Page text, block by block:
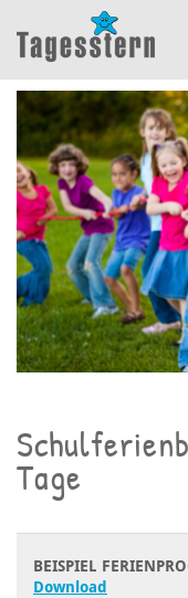
Tage
BEISPIEL
Download